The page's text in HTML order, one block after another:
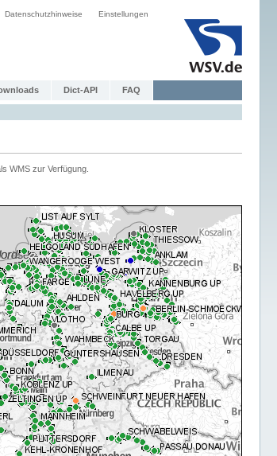
Datenschutzhinweise Einstellungen
Dict-API FAQ
WMS zur Verfügung.